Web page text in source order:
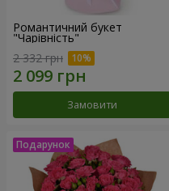
Романтичний букет
"Чарівність"
2 332 грн
Замовити